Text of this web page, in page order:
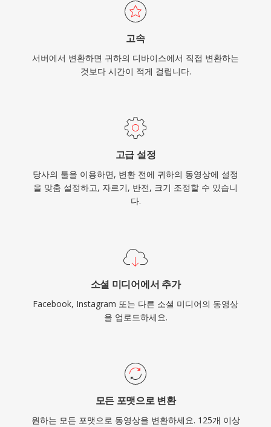
고속
서버에서 변환하면 귀하의 디바이스에서 직접 변환하는
것보다 시간이 적게 걸립니다.
고급 설정
당사의 툴을 이용하면, 변환 전에 귀하의 동영상에 설정
을 맞춤 설정하고, 자르기, 반전, 크기 조정할 수 있습니
다.
소셜 미디어에서 추가
Facebook, Instagram 또는 다른 소셜 미디어의 동영상
을 업로드하세요.
모든 포맷으로 변환
원하는 모든 포맷으로 동영상을 변환하세요. 125개 이상